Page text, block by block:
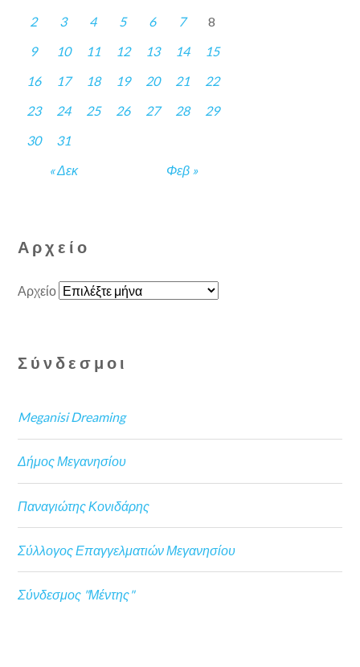
« Δεκ Φεβ »
2
3 4 5 6 7
8
9
10 11 12 13 14
15
16
17 18 19 20 21
22
23
24 25 26 27 28
29
30
31
Αρχείο
Αρχείο
Σύνδεσμοι
Meganisi Dreaming
Δήμος Μεγανησίου
Παναγιώτης Κονιδάρης
Σύλλογος Επαγγελματιών Μεγανησίου
Σύνδεσμος "Μέντης"